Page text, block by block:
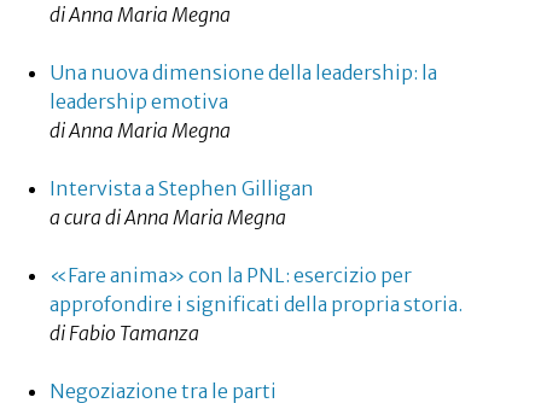
di Anna Maria Megna
Una nuova dimensione della leadership: la
leadership emotiva
di Anna Maria Megna
Intervista a Stephen Gilligan
a cura di Anna Maria Megna
«Fare anima» con la PNL: esercizio per
approfondire i significati della propria storia.
di Fabio Tamanza
Negoziazione tra le parti